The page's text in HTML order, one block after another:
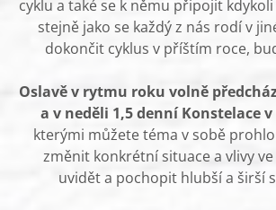
cyklu a také se k němu připojit
stejně jako se každý z nás rodí v
dokončit cyklus v příštím roce,
Oslavě v rytmu roku volně
a v neděli 1,5 denní Konstelace
kterými můžete téma v sobě
změnit konkrétní situace a vlivy
uvidět a pochopit hlubší a širší